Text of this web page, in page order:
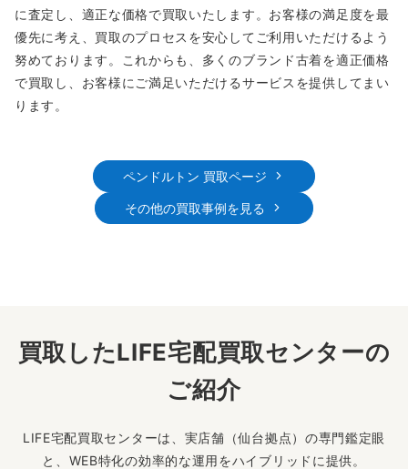
に査定し、適正な価格で買取いたします。お客様の満足度を最
優先に考え、買取のプロセスを安心してご利用いただけるよう
努めております。これからも、多くのブランド古着を適正価格
で買取し、お客様にご満足いただけるサービスを提供してまい
ります。
ペンドルトン 買取ページ
その他の買取事例を見る
買取したLIFE宅配買取センターの
ご紹介
LIFE宅配買取センターは、実店舗（仙台拠点）の専門鑑定眼
と、WEB特化の効率的な運用をハイブリッドに提供。